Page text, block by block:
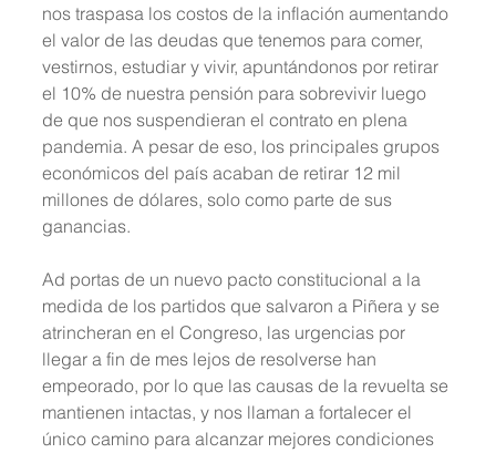
nos traspasa los costos de la inflación aumentando
el valor de las deudas que tenemos para comer,
vestirnos, estudiar y vivir, apuntándonos por retirar
el 10% de nuestra pensión para sobrevivir luego
de que nos suspendieran el contrato en plena
pandemia. A pesar de eso, los principales grupos
económicos del país acaban de retirar 12 mil
millones de dólares, solo como parte de sus
ganancias.
Ad portas de un nuevo pacto constitucional a la
medida de los partidos que salvaron a Piñera y se
atrincheran en el Congreso, las urgencias por
llegar a fin de mes lejos de resolverse han
empeorado, por lo que las causas de la revuelta se
mantienen intactas, y nos llaman a fortalecer el
único camino para alcanzar mejores condiciones